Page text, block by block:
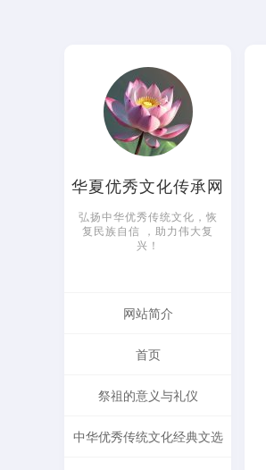
华夏优秀文化传承网
弘扬中华优秀传统文化，恢
复民族自信 ，助力伟大复
兴！
网站简介
首页
祭祖的意义与礼仪
中华优秀传统文化经典文选